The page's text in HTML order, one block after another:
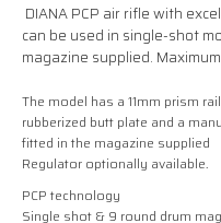
DIANA PCP air rifle with
can be used in single-shot
magazine supplied.
The model has a 11mm prism
rubberized butt plate and a
fitted in the magazine supplied
Regulator optionally available.
PCP technology
Single shot & 9 round drum